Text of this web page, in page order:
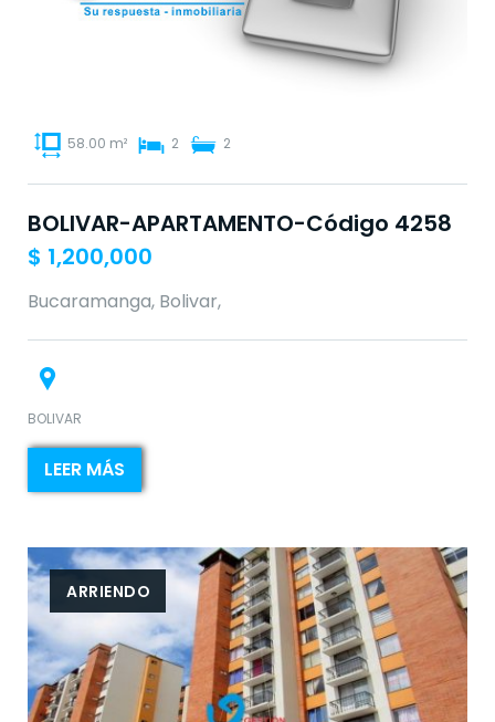
58.00 m² 2 2
BOLIVAR-APARTAMENTO-Código 4258
$ 1,200,000
Bucaramanga, Bolivar,
BOLIVAR
LEER MÁS
ARRIENDO